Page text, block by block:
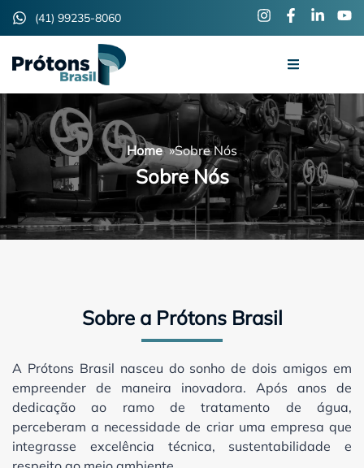
(41) 99235-8060
Sobre Nós
Home»Sobre Nós
Sobre a Prótons Brasil
A Prótons Brasil nasceu do sonho de dois amigos em
empreender de maneira inovadora. Após anos de
dedicação ao ramo de tratamento de água,
perceberam a necessidade de criar uma empresa que
integrasse excelência técnica, sustentabilidade e